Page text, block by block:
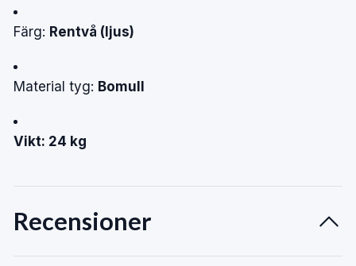
Färg: Rentvå (ljus)
Material tyg: Bomull
Vikt: 24 kg
Recensioner